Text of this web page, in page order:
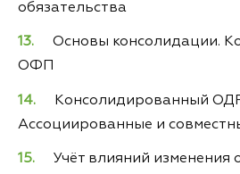
обязательства
Основы консолидации.
ОФП
Консолидированный
Ассоциированные и
Учёт влияний изменения